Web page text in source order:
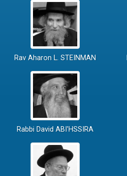
Rav Aharon L. STEINMAN
Rabbi David ABI'HSSIRA